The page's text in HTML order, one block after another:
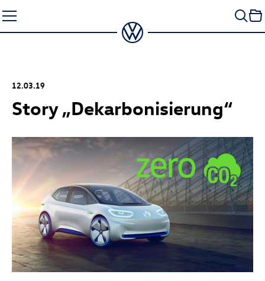
Seiteninhalt
springen
12.03.19
Story „Dekarbonisierung“